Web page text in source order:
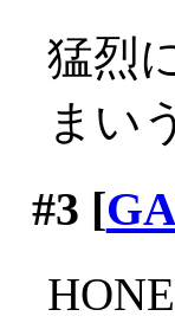
猛烈
まい
#3 [